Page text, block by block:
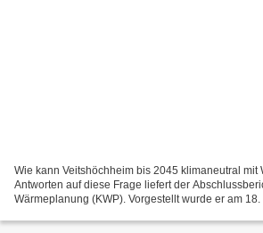
Wie kann Veitshöchheim bis 2045 klimaneutral mit
Antworten auf diese Frage liefert der
Wärmeplanung (KWP). Vorgestellt wurde er am 18.